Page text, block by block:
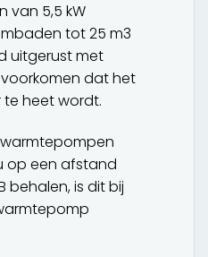
van 5,5 kW
tot 25 m3
uitgerust met
dat het
heet wordt.
op een afstand
behalen, is dit bij